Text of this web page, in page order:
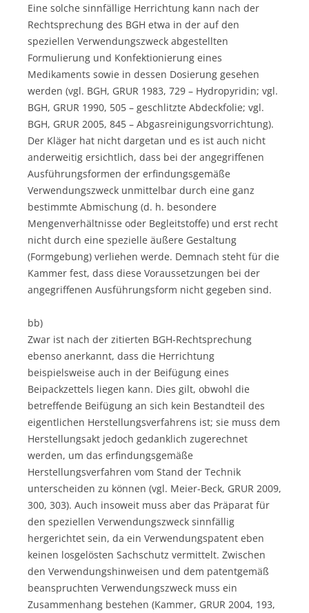
Eine solche sinnfällige Herrichtung kann nach der
Rechtsprechung des BGH etwa in der auf den
speziellen Verwendungszweck abgestellten
Formulierung und Konfektionierung eines
Medikaments sowie in dessen Dosierung gesehen
werden (vgl. BGH, GRUR 1983, 729 – Hydropyridin; vgl.
BGH, GRUR 1990, 505 – geschlitzte Abdeckfolie; vgl.
BGH, GRUR 2005, 845 – Abgasreinigungsvorrichtung).
Der Kläger hat nicht dargetan und es ist auch nicht
anderweitig ersichtlich, dass bei der angegriffenen
Ausführungsformen der erfindungsgemäße
Verwendungszweck unmittelbar durch eine ganz
bestimmte Abmischung (d. h. besondere
Mengenverhältnisse oder Begleitstoffe) und erst recht
nicht durch eine spezielle äußere Gestaltung
(Formgebung) verliehen werde. Demnach steht für die
Kammer fest, dass diese Voraussetzungen bei der
angegriffenen Ausführungsform nicht gegeben sind.
bb)
Zwar ist nach der zitierten BGH-Rechtsprechung
ebenso anerkannt, dass die Herrichtung
beispielsweise auch in der Beifügung eines
Beipackzettels liegen kann. Dies gilt, obwohl die
betreffende Beifügung an sich kein Bestandteil des
eigentlichen Herstellungsverfahrens ist; sie muss dem
Herstellungsakt jedoch gedanklich zugerechnet
werden, um das erfindungsgemäße
Herstellungsverfahren vom Stand der Technik
unterscheiden zu können (vgl. Meier-Beck, GRUR 2009,
300, 303). Auch insoweit muss aber das Präparat für
den speziellen Verwendungszweck sinnfällig
hergerichtet sein, da ein Verwendungspatent eben
keinen losgelösten Sachschutz vermittelt. Zwischen
den Verwendungshinweisen und dem patentgemäß
beanspruchten Verwendungszweck muss ein
Zusammenhang bestehen (Kammer, GRUR 2004, 193,